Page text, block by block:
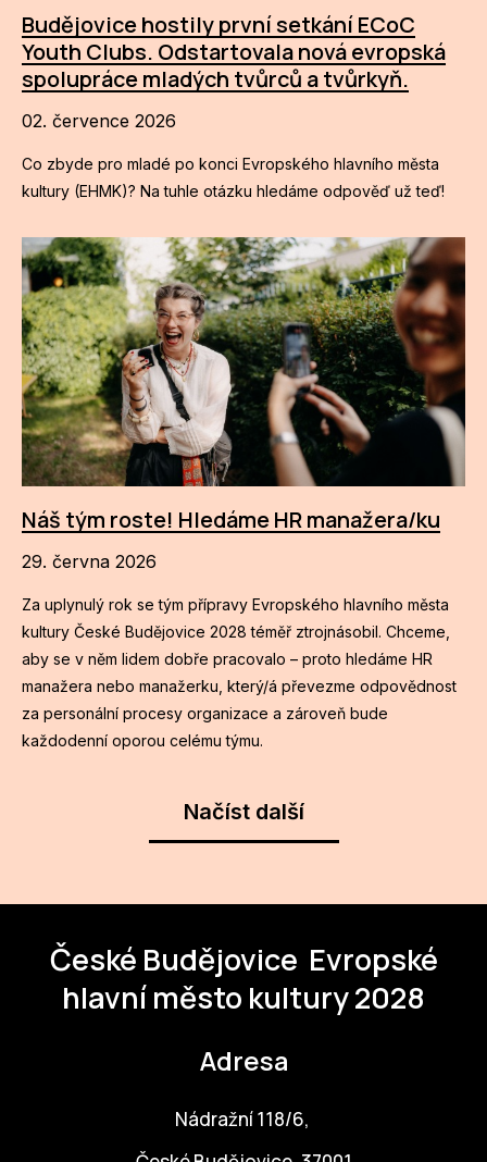
Budějovice hostily první setkání ECoC
Youth Clubs. Odstartovala nová evropská
spolupráce mladých tvůrců a tvůrkyň.
02. července 2026
Co zbyde pro mladé po konci Evropského hlavního města
kultury (EHMK)? Na tuhle otázku hledáme odpověď už teď!
Náš tým roste! Hledáme HR manažera/ku
29. června 2026
Za uplynulý rok se tým přípravy Evropského hlavního města
kultury České Budějovice 2028 téměř ztrojnásobil. Chceme,
aby se v něm lidem dobře pracovalo – proto hledáme HR
manažera nebo manažerku, který/á převezme odpovědnost
za personální procesy organizace a zároveň bude
každodenní oporou celému týmu.
Načíst další
České Budějovice Evropské
hlavní město kultury 2028
Adresa
Nádražní 118/6,